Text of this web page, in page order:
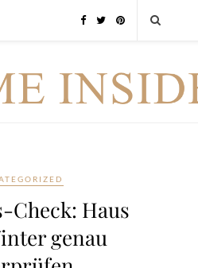
Check: Haus
genau